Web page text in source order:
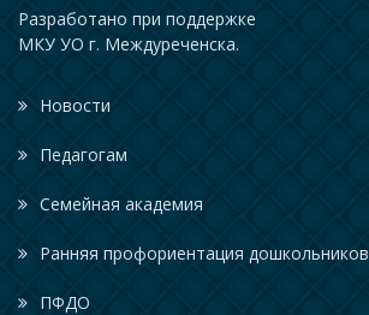
Разработано при поддержке
МКУ УО г. Междуреченска.
Новости
Педагогам
Семейная академия
Ранняя профориентация дошкольников
ПФДО